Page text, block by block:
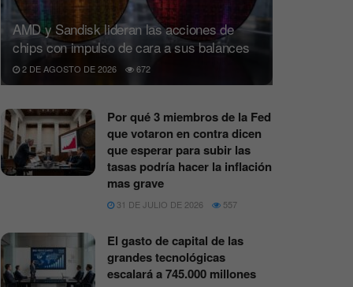
AMD y Sandisk lideran las acciones de
chips con impulso de cara a sus balances
2 DE AGOSTO DE 2026 672
Por qué 3 miembros de la Fed
que votaron en contra dicen
que esperar para subir las
tasas podría hacer la inflación
mas grave
31 DE JULIO DE 2026 557
El gasto de capital de las
grandes tecnológicas
escalará a 745.000 millones